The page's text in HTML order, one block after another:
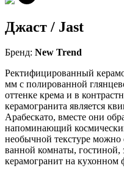
Джаст / Jast
Бренд: New Trend
Ректифицированный
мм с полированной
оттенке крема и в
керамогранита является
Арабескато, вместе они
напоминающий
необычной текстуре можно
ванной комнаты, гостиной,
керамогранит на кухонном